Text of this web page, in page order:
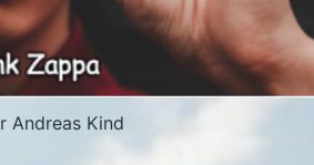
Andreas Kind